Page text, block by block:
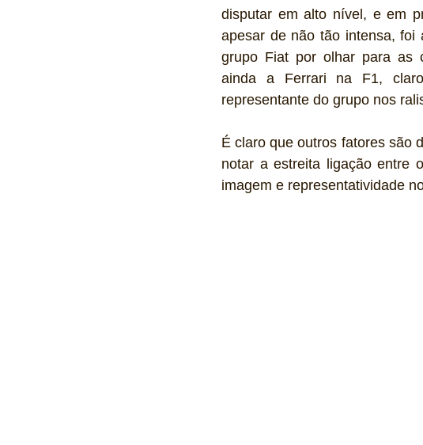
disputar em alto nível, e em
apesar de não tão intensa, foi
grupo Fiat por olhar para as
ainda a Ferrari na F1,
representante do grupo nos
É claro que outros fatores são
notar a estreita ligação entre
imagem e representatividade